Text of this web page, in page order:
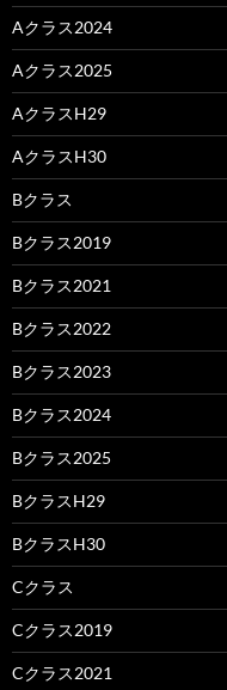
Aクラス2024
Aクラス2025
AクラスH29
AクラスH30
Bクラス
Bクラス2019
Bクラス2021
Bクラス2022
Bクラス2023
Bクラス2024
Bクラス2025
BクラスH29
BクラスH30
Cクラス
Cクラス2019
Cクラス2021